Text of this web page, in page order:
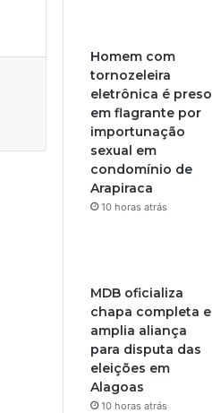
Homem com
tornozeleira
eletrônica é preso
em flagrante por
importunação
sexual em
condomínio de
Arapiraca
10 horas atrás
MDB oficializa
chapa completa e
amplia aliança
para disputa das
eleições em
Alagoas
10 horas atrás